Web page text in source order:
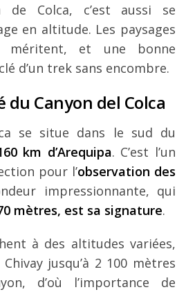
de Colca, c’est aussi se
en altitude. Les paysages
méritent, et une bonne
d’un trek sans encombre.
du Canyon del Colca
se situe dans le sud du
km d’Arequipa. C’est l’un
pour l’observation des
impressionnante, qui
mètres, est sa signature.
à des altitudes variées,
jusqu’à 2 100 mètres
d’où l’importance de